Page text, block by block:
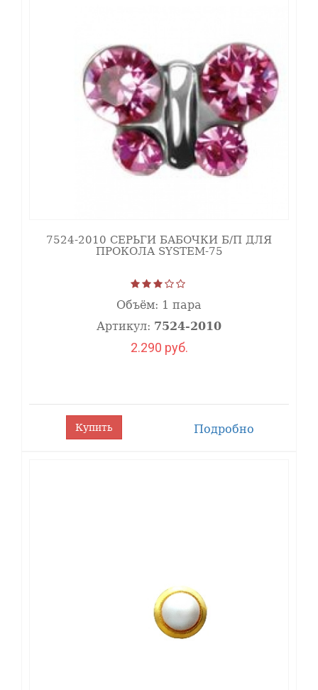
7524-2010 СЕРЬГИ БАБОЧКИ Б/П ДЛЯ
ПРОКОЛА SYSTEM-75
Объём: 1 пара
Артикул: 7524-2010
2.290 руб.
Купить Подробно